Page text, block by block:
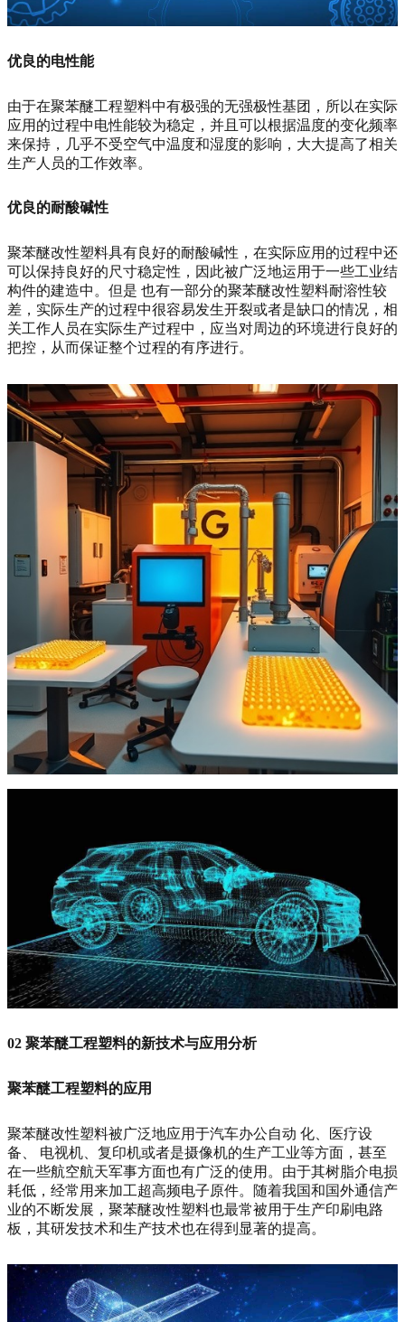
优良的电性能
由于在聚苯醚工程塑料中有极强的无强极性基团，所以在实际
应用的过程中电性能较为稳定，并且可以根据温度的变化频率
来保持，几乎不受空气中温度和湿度的影响，大大提高了相关
生产人员的工作效率。
优良的耐酸碱性
聚苯醚改性塑料具有良好的耐酸碱性，在实际应用的过程中还
可以保持良好的尺寸稳定性，因此被广泛地运用于一些工业结
构件的建造中。但是 也有一部分的聚苯醚改性塑料耐溶性较
差， 实际生产的过程中很容易发生开裂或者是缺口的情况，相
关工作人员在实际生产过程中，应当对周边的环境进行良好的
把控，从而保证整个过程的有序进行。
02 聚苯醚工程塑料的新技术与应用分析
聚苯醚工程塑料的应用
聚苯醚改性塑料被广泛地应用于汽车办公自动 化、医疗设
备、 电视机、复印机或者是摄像机的生产工业等方面，甚至
在一些航空航天军事方面也有广泛的使用。由于其树脂介电损
耗低，经常用来加工超高频电子原件。随着我国和国外通信产
业的不断发展，聚苯醚改性塑料也最常被用于生产印刷电路
板，其研发技术和生产技术也在得到显著的提高。